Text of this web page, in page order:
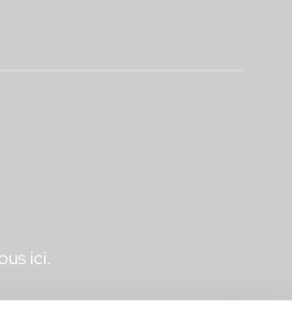
ici.